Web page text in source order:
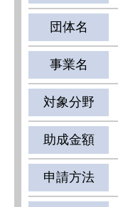
団体名
事業名
対象分野
助成金額
申請方法